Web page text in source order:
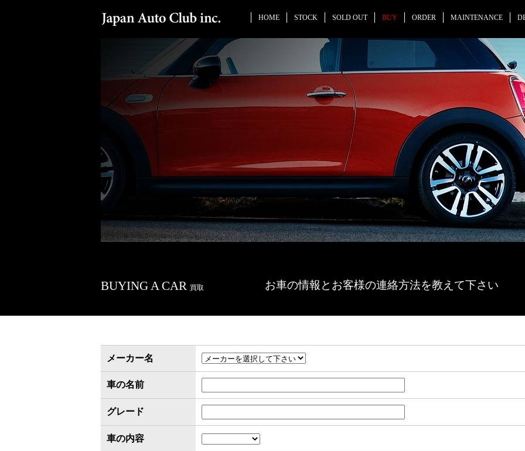
HOME STOCK SOLD OUT BUY ORDER MAINTENANCE
BUYING A CAR 買取 お車の情報とお客様の連絡方法を教えて下さい
メーカー名
車の名前
グレード
車の内容